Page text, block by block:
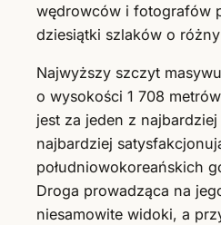
wędrowców i fotografów
dziesiątki szlaków o
Najwyższy szczyt
o wysokości 1 708
jest za jeden z
najbardziej
południowokoreańskich
Droga prowadząca na
niesamowite widoki, a